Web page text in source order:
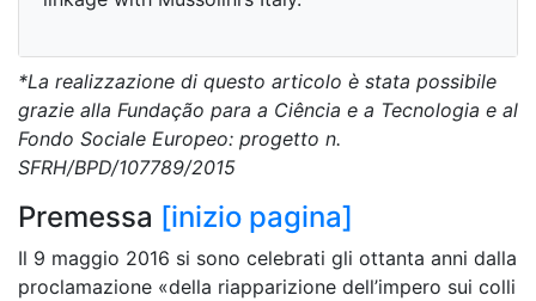
*La realizzazione di questo articolo è stata possibile
grazie alla Fundação para a Ciência e a Tecnologia e al
Fondo Sociale Europeo: progetto n.
SFRH/BPD/107789/2015
Premessa [inizio pagina]
Il 9 maggio 2016 si sono celebrati gli ottanta anni dalla
proclamazione «della riapparizione dell’impero sui colli